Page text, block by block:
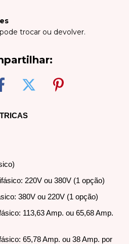
trocar ou devolver.
220V ou 380V (1 opção)
380V ou 220V (1 opção)
113,63 Amp. ou 65,68 Amp.
65,78 Amp. ou 38 Amp. por